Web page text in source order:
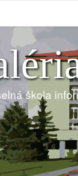
škola